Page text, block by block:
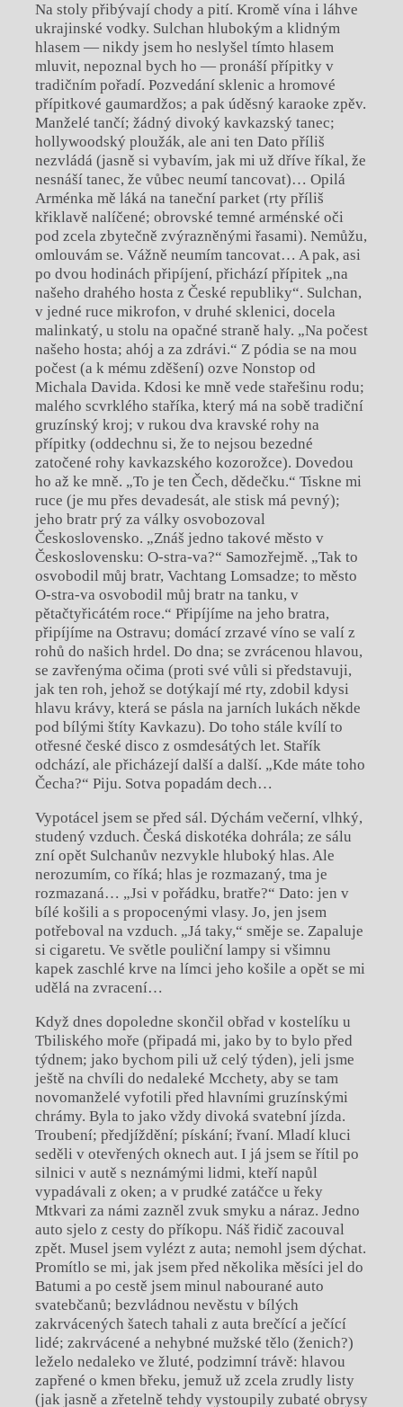
Na stoly přibývají chody a pití. Kromě vína i láhve
ukrajinské vodky. Sulchan hlubokým a klidným
hlasem — nikdy jsem ho neslyšel tímto hlasem
mluvit, nepoznal bych ho — pronáší přípitky v
tradičním pořadí. Pozvedání sklenic a hromové
přípitkové gaumardžos; a pak úděsný karaoke zpěv.
Manželé tančí; žádný divoký kavkazský tanec;
hollywoodský ploužák, ale ani ten Dato příliš
nezvládá (jasně si vybavím, jak mi už dříve říkal, že
nesnáší tanec, že vůbec neumí tancovat)… Opilá
Arménka mě láká na taneční parket (rty příliš
křiklavě nalíčené; obrovské temné arménské oči
pod zcela zbytečně zvýrazněnými řasami). Nemůžu,
omlouvám se. Vážně neumím tancovat… A pak, asi
po dvou hodinách připíjení, přichází přípitek „na
našeho drahého hosta z České republiky“. Sulchan,
v jedné ruce mikrofon, v druhé sklenici, docela
malinkatý, u stolu na opačné straně haly. „Na počest
našeho hosta; ahój a za zdrávi.“ Z pódia se na mou
počest (a k mému zděšení) ozve Nonstop od
Michala Davida. Kdosi ke mně vede stařešinu rodu;
malého scvrklého staříka, který má na sobě tradiční
gruzínský kroj; v rukou dva kravské rohy na
přípitky (oddechnu si, že to nejsou bezedné
zatočené rohy kavkazského kozorožce). Dovedou
ho až ke mně. „To je ten Čech, dědečku.“ Tiskne mi
ruce (je mu přes devadesát, ale stisk má pevný);
jeho bratr prý za války osvobozoval
Československo. „Znáš jedno takové město v
Československu: O-stra-va?“ Samozřejmě. „Tak to
osvobodil můj bratr, Vachtang Lomsadze; to město
O-stra-va osvobodil můj bratr na tanku, v
pětačtyřicátém roce.“ Připíjíme na jeho bratra,
připíjíme na Ostravu; domácí zrzavé víno se valí z
rohů do našich hrdel. Do dna; se zvrácenou hlavou,
se zavřenýma očima (proti své vůli si představuji,
jak ten roh, jehož se dotýkají mé rty, zdobil kdysi
hlavu krávy, která se pásla na jarních lukách někde
pod bílými štíty Kavkazu). Do toho stále kvílí to
otřesné české disco z osmdesátých let. Stařík
odchází, ale přicházejí další a další. „Kde máte toho
Čecha?“ Piju. Sotva popadám dech…
Vypotácel jsem se před sál. Dýchám večerní, vlhký,
studený vzduch. Česká diskotéka dohrála; ze sálu
zní opět Sulchanův nezvykle hluboký hlas. Ale
nerozumím, co říká; hlas je rozmazaný, tma je
rozmazaná… „Jsi v pořádku, bratře?“ Dato: jen v
bílé košili a s propocenými vlasy. Jo, jen jsem
potřeboval na vzduch. „Já taky,“ směje se. Zapaluje
si cigaretu. Ve světle pouliční lampy si všimnu
kapek zaschlé krve na límci jeho košile a opět se mi
udělá na zvracení…
Když dnes dopoledne skončil obřad v kostelíku u
Tbiliského moře (připadá mi, jako by to bylo před
týdnem; jako bychom pili už celý týden), jeli jsme
ještě na chvíli do nedaleké Mcchety, aby se tam
novomanželé vyfotili před hlavními gruzínskými
chrámy. Byla to jako vždy divoká svatební jízda.
Troubení; předjíždění; pískání; řvaní. Mladí kluci
seděli v otevřených oknech aut. I já jsem se řítil po
silnici v autě s neznámými lidmi, kteří napůl
vypadávali z oken; a v prudké zatáčce u řeky
Mtkvari za námi zazněl zvuk smyku a náraz. Jedno
auto sjelo z cesty do příkopu. Náš řidič zacouval
zpět. Musel jsem vylézt z auta; nemohl jsem dýchat.
Promítlo se mi, jak jsem před několika měsíci jel do
Batumi a po cestě jsem minul nabourané auto
svatebčanů; bezvládnou nevěstu v bílých
zakrvácených šatech tahali z auta brečící a ječící
lidé; zakrvácené a nehybné mužské tělo (ženich?)
leželo nedaleko ve žluté, podzimní trávě: hlavou
zapřené o kmen břeku, jemuž už zcela zrudly listy
(jak jasně a zřetelně tehdy vystoupily zubaté obrysy